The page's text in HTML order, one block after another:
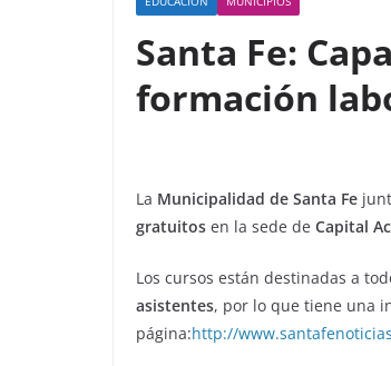
Santa Fe:
formación
La Municipalidad de Santa Fe
gratuitos en la sede de Capital
Los cursos están destinadas a
asistentes, por lo que tiene una
página:http://